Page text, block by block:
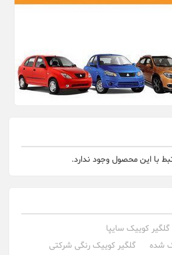
با این محصول وجود ندارد.
گلگیر کوییک سایپا
شده
گلگیر کوییک رنگی شرکتی